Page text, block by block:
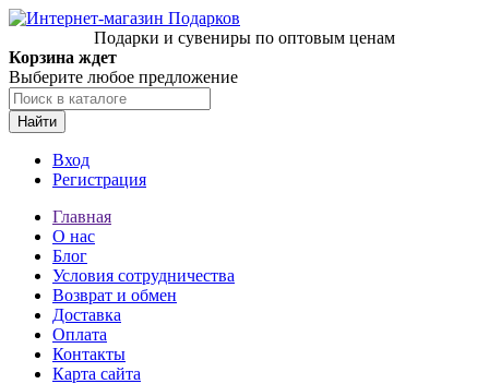
Подарки и сувениры по оптовым ценам
Корзина ждет
Выберите любое предложение
Найти
Вход
Регистрация
Главная
О нас
Блог
Условия сотрудничества
Возврат и обмен
Доставка
Оплата
Контакты
Карта сайта